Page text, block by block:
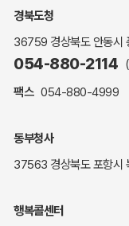
해명·설명자료
자주하는 질문
복지신문고
세입세출예산
업무추진비 공개
경북도청
36759 경상북도 안동시
054-880-2114
팩스 054-880-4999
동부청사
37563 경상북도 포항시
행복콜센터